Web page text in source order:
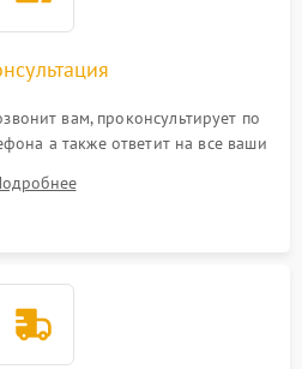
вам, проконсультирует по
а также ответит на все ваши